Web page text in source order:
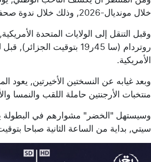
خلال مونديال-2026, وذلك خلال ندوة صحفية بملعب "نيلسون مانديلا" بالجزائر العاصمة.
الأمريكية.
وبعد غيابه عن النسختين الأخيرتين, يعود
منتخبات الأرجنتين حاملة اللقب والنمسا
سيتي, بداية من الساعة الثانية صباحا